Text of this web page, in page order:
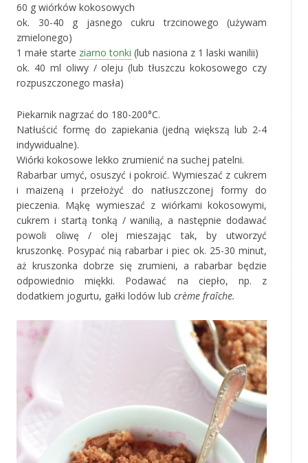
60 g wiórków kokosowych
ok. 30-40 g jasnego cukru trzcinowego (używam
zmielonego)
1 małe starte ziarno tonki (lub nasiona z 1 laski wanilii)
ok. 40 ml oliwy / oleju (lub tłuszczu kokosowego czy
rozpuszczonego masła)
Piekarnik nagrzać do 180-200°C.
Natłuścić formę do zapiekania (jedną większą lub 2-4
indywidualne).
Wiórki kokosowe lekko zrumienić na suchej patelni.
Rabarbar umyć, osuszyć i pokroić. Wymieszać z cukrem
i maizeną i przełożyć do natłuszczonej formy do
pieczenia. Mąkę wymieszać z wiórkami kokosowymi,
cukrem i startą tonką / wanilią, a następnie dodawać
powoli oliwę / olej mieszając tak, by utworzyć
kruszonkę. Posypać nią rabarbar i piec ok. 25-30 minut,
aż kruszonka dobrze się zrumieni, a rabarbar będzie
odpowiednio miękki. Podawać na ciepło, np. z
dodatkiem jogurtu, gałki lodów lub crème fraîche.